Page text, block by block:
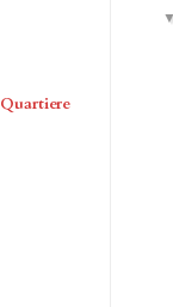
Quartiere